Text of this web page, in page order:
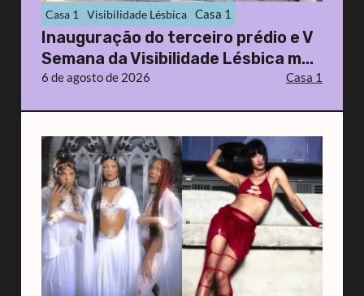
Casa 1 Visibilidade Lésbica Casa 1
Inauguração do terceiro prédio e V
Semana da Visibilidade Lésbica m...
6 de agosto de 2026 Casa 1